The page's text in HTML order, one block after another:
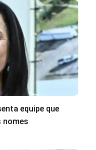
equipe que
nomes